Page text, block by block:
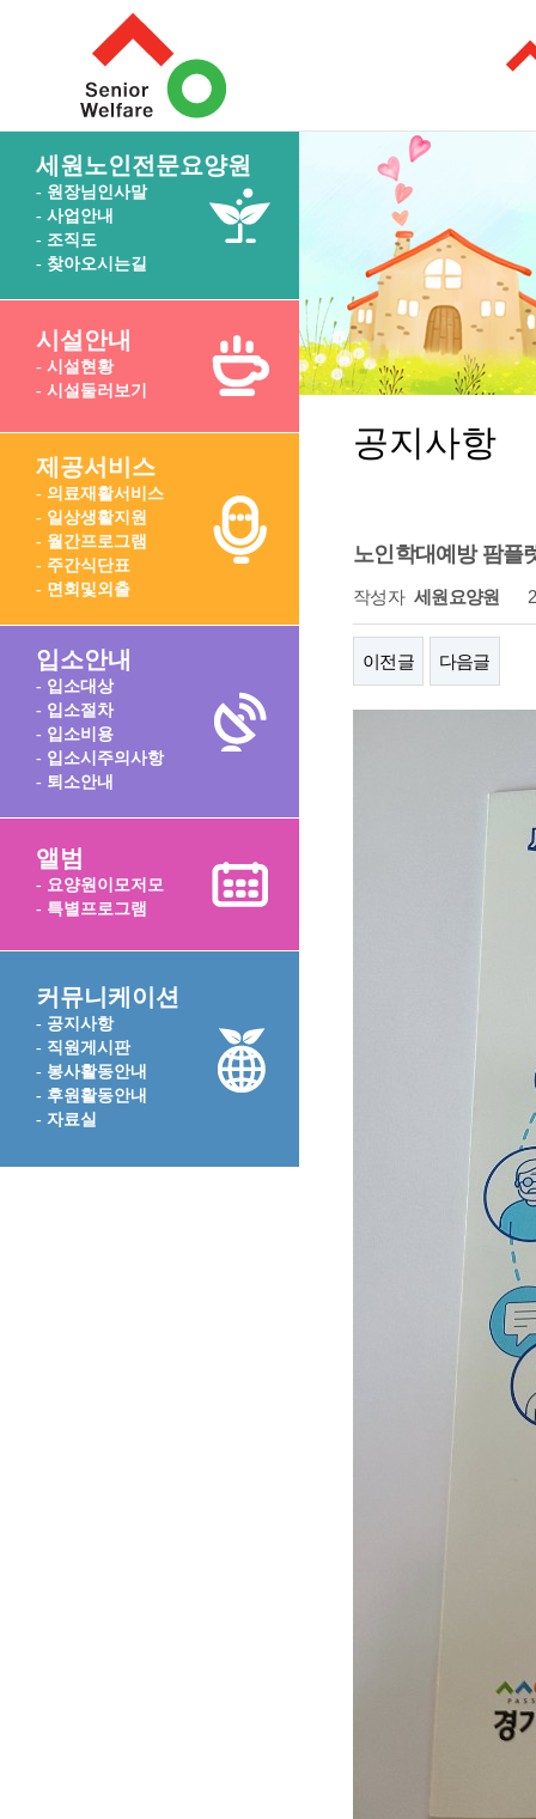
세원노인전문요양원
- 원장님인사말
- 사업안내
- 조직도
- 찾아오시는길
시설안내
- 시설현황
- 시설둘러보기
제공서비스
- 의료재활서비스
- 일상생활지원
- 월간프로그램
- 주간식단표
- 면회및외출
입소안내
- 입소대상
- 입소절차
- 입소비용
- 입소시주의사항
- 퇴소안내
앨범
- 요양원이모저모
- 특별프로그램
커뮤니케이션
- 공지사항
- 직원게시판
- 봉사활동안내
- 후원활동안내
- 자료실
공지사항
노인학대예방 팜플
작성자 세원요양원
이전글 다음글